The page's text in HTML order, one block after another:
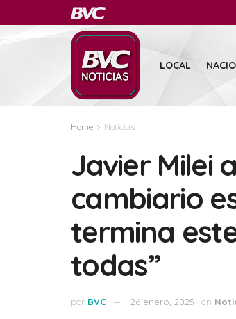
LOCAL
Home Noticias
Javier Milei
cambiario
termina
todas”
por BVC 26 enero, 2025 en